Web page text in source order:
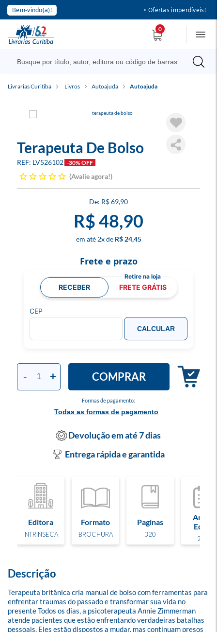
Bem-vindo(a)! • Ofertas imperdíveis!
0
Livrarias Curitiba Livros Autoajuda Autoajuda
Terapeuta De Bolso
LV526102 -30% OFF
Avalie agora!
R$ 69,90
R$ 48,90
2x R$ 24,45
Formas de pagamento:
Todas as formas de pagamento
- + COMPRAR
Frete e prazo
RECEBER FRETE GRÁTIS
CEP
CALCULAR
Devolução em até 7 dias
Entrega rápida e garantida
Editora
INTRINSECA
Formato
BROCHURA
Paginas
320
Ano de
Edição
2025
Descrição
Terapeuta britânica cria manual de bolso com ferramentas para
enfrentar traumas do passado e transformar sua vida no
presente Todos os dias, a psicoterapeuta Annie Zimmerman
atende pacientes que estão enfrentando verdadeiras batalhas
pessoais. Eles estão dispostos a mudar, mas continuam presos